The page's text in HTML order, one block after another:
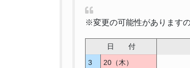
※変更の可能性があります
日 付
3
20（木）